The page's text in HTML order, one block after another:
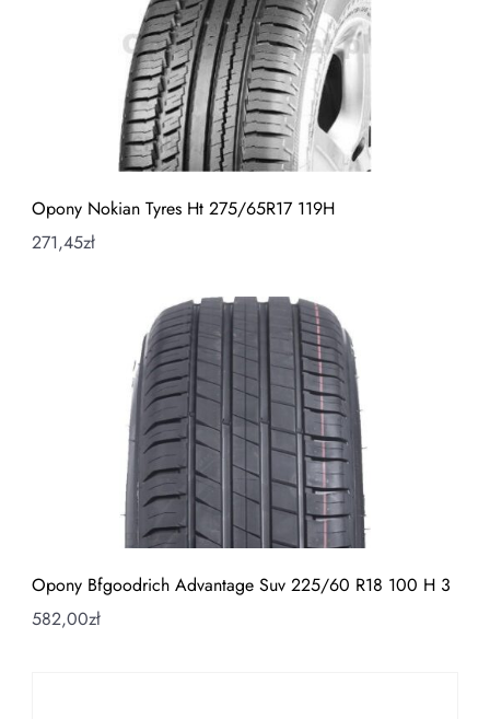
Opony Nokian Tyres Ht 275/65R17 119H
271,45zł
Opony Bfgoodrich Advantage Suv 225/60 R18 100 H 3
582,00zł